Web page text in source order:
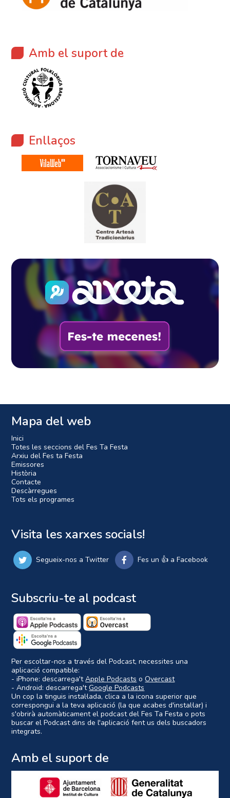
Amb el suport de
Enllaços
Mapa del web
Inici
Totes les seccions del Fes Ta Festa
Arxiu del Fes ta Festa
Emissores
Història
Contacte
Descàrregues
Tots els programes
Visita les xarxes socials!
Segueix-nos a Twitter Fes un 👍 a Facebook
Subscriu-te al podcast
Per escoltar-nos a través del Podcast, necessites una
aplicació compatible:
- iPhone: descarrega'tApple Podcasts oOvercast
- Android: descarrega'tGoogle Podcasts
Un cop la tinguis instal·lada, clica a la icona superior que
correspongui a la teva aplicació (la que acabes d'instal·lar) i
s'obrirà automàticament el podcast del Fes Ta Festa o pots
buscar el Podcast dins de l'aplicació fent us dels buscadors
integrats.
Amb el suport de